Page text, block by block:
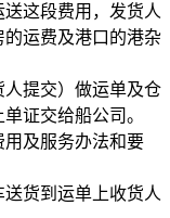
这段费用，发货人
运费及港口的港杂
提交）做运单及仓
证交给船公司。
用及服务办法和要
货到运单上收货人